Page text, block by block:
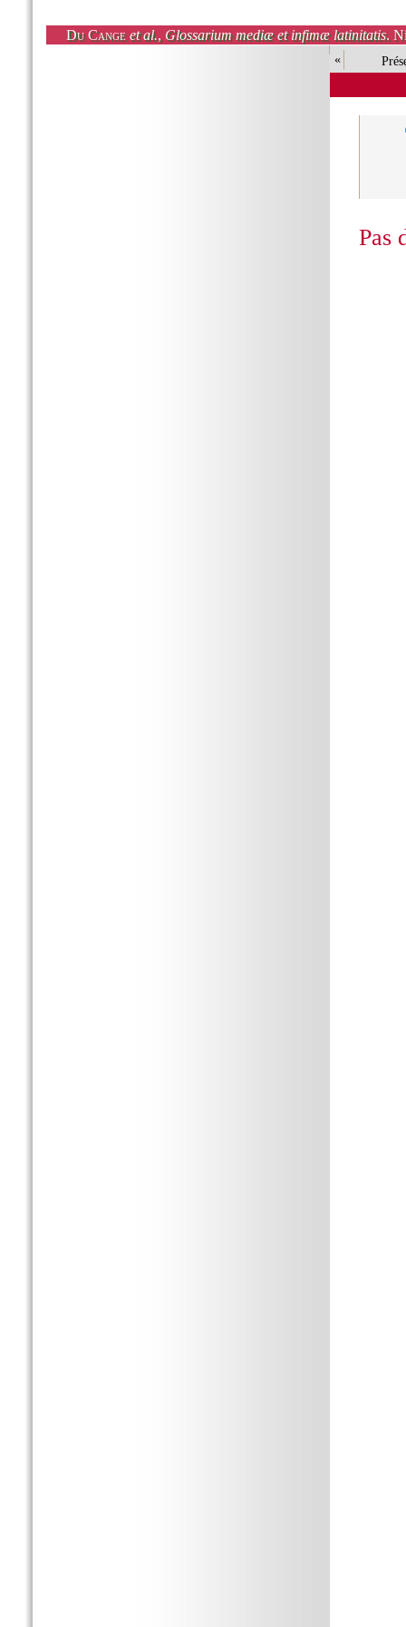
Du Cange et al., Glossarium mediæ et infimæ latinitatis.
«
Pas